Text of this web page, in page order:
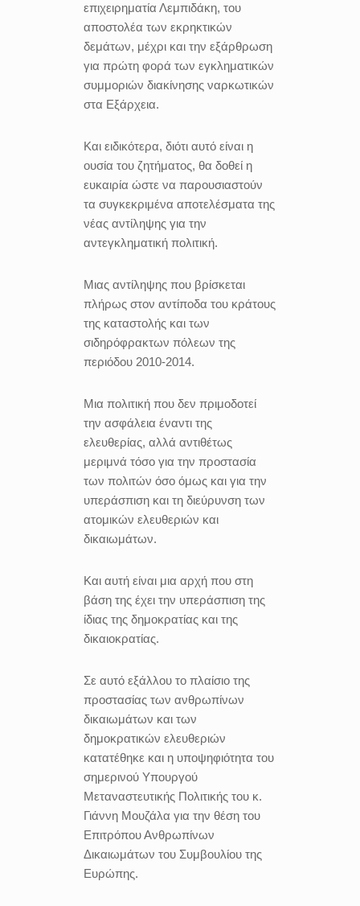
επιχειρηματία Λεμπιδάκη, του
αποστολέα των εκρηκτικών
δεμάτων, μέχρι και την εξάρθρωση
για πρώτη φορά των εγκληματικών
συμμοριών διακίνησης ναρκωτικών
στα Εξάρχεια.
Και ειδικότερα, διότι αυτό είναι η
ουσία του ζητήματος, θα δοθεί η
ευκαιρία ώστε να παρουσιαστούν
τα συγκεκριμένα αποτελέσματα της
νέας αντίληψης για την
αντεγκληματική πολιτική.
Μιας αντίληψης που βρίσκεται
πλήρως στον αντίποδα του κράτους
της καταστολής και των
σιδηρόφρακτων πόλεων της
περιόδου 2010-2014.
Μια πολιτική που δεν πριμοδοτεί
την ασφάλεια έναντι της
ελευθερίας, αλλά αντιθέτως
μεριμνά τόσο για την προστασία
των πολιτών όσο όμως και για την
υπεράσπιση και τη διεύρυνση των
ατομικών ελευθεριών και
δικαιωμάτων.
Και αυτή είναι μια αρχή που στη
βάση της έχει την υπεράσπιση της
ίδιας της δημοκρατίας και της
δικαιοκρατίας.
Σε αυτό εξάλλου το πλαίσιο της
προστασίας των ανθρωπίνων
δικαιωμάτων και των
δημοκρατικών ελευθεριών
κατατέθηκε και η υποψηφιότητα του
σημερινού Υπουργού
Μεταναστευτικής Πολιτικής του κ.
Γιάννη Μουζάλα για την θέση του
Επιτρόπου Ανθρωπίνων
Δικαιωμάτων του Συμβουλίου της
Ευρώπης.